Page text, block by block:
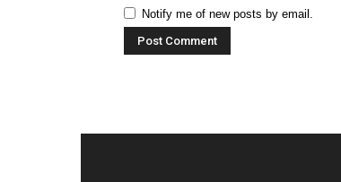
Notify me of new posts by email.